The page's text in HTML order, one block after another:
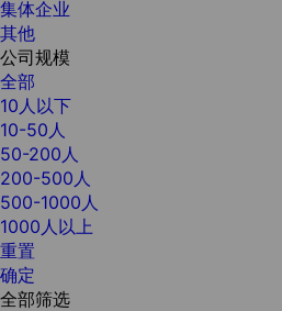
集体企业
其他
公司规模
全部
10人以下
10-50人
50-200人
200-500人
500-1000人
1000人以上
重置
确定
全部筛选